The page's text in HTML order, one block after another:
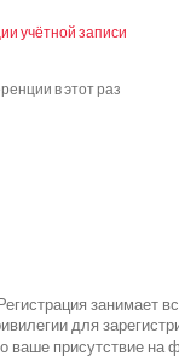
учётной записи
в этот раз
занимает
для
присутствие на